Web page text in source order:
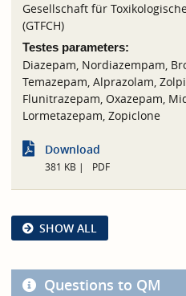
Gesellschaft für
(GTFCH)
Testes parameters:
Diazepam, Nordiazempam,
Temazepam, Alprazolam,
Flunitrazepam, Oxazepam,
Lormetazepam, Zopiclone
Download
381 KB PDF
SHOW ALL
Questions to QM